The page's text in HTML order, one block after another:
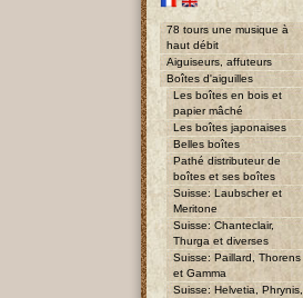
78 tours une musique à
haut débit
Aiguiseurs, affuteurs
Boîtes d'aiguilles
Les boîtes en bois et
papier mâché
Les boîtes japonaises
Belles boîtes
Pathé distributeur de
boîtes et ses boîtes
Suisse: Laubscher et
Meritone
Suisse: Chanteclair,
Thurga et diverses
Suisse: Paillard, Thorens
et Gamma
Suisse: Helvetia, Phrynis,